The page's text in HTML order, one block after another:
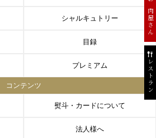
お肉屋さん
レストラン
シャルキュトリー
目録
プレミアム
コンテンツ
熨斗・カードについて
法人様へ